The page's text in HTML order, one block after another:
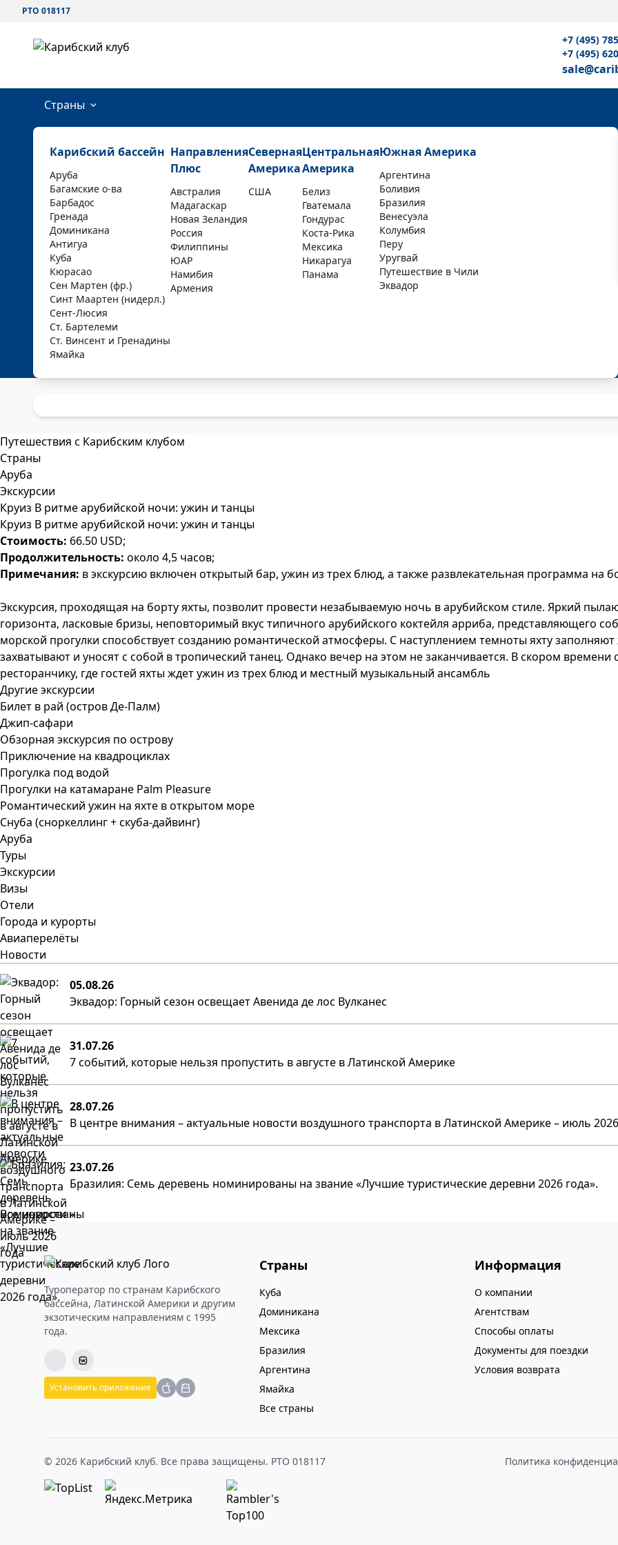
РТО 018117
+7 (495)
+7 (495)
Страны
Карибский бассейн
Аруба
Багамские о-ва
Барбадос
Гренада
Доминикана
Антигуа
Куба
Кюрасао
Сен Мартен (фр.)
Синт Маартен (нидерл.)
Сент-Люсия
Ст. Бартелеми
Ст. Винсент и Гренадины
Ямайка
Направления
Плюс
Австралия
Мадагаскар
Новая Зеландия
Россия
Филиппины
ЮАР
Намибия
Армения
Северная
Америка
США
Центральная
Америка
Белиз
Гватемала
Гондурас
Коста-Рика
Мексика
Никарагуа
Панама
Южная Америка
Аргентина
Боливия
Бразилия
Венесуэла
Колумбия
Перу
Уругвай
Путешествие в Чили
Эквадор
Путешествия с Карибским клубом
Страны
Аруба
Экскурсии
Круиз В ритме арубийской ночи: ужин и танцы
Круиз В ритме арубийской ночи: ужин и танцы
Стоимость: 66.50 USD;
Продолжительность: около 4,5 часов;
Примечания: в экскурсию включен открытый бар, ужин из трех блюд, а также развлекательная программа на
Экскурсия, проходящая на борту яхты, позволит провести незабываемую ночь в арубийском стиле. Яркий
горизонта, ласковые бризы, неповторимый вкус типичного арубийского коктейля арриба, представляющего
морской прогулки способствует созданию романтической атмосферы. С наступлением темноты яхту
захватывают и уносят с собой в тропический танец. Однако вечер на этом не заканчивается. В скором
ресторанчику, где гостей яхты ждет ужин из трех блюд и местный музыкальный ансамбль
Другие экскурсии
Билет в рай (остров Де-Палм)
Джип-сафари
Обзорная экскурсия по острову
Приключение на квадроциклах
Прогулка под водой
Прогулки на катамаране Palm Pleasure
Романтический ужин на яхте в открытом море
Снуба (сноркеллинг + скуба-дайвинг)
Аруба
Туры
Экскурсии
Визы
Отели
Города и курорты
Авиаперелёты
Новости
05.08.26
Эквадор: Горный сезон освещает Авенида де лос Вулканес
31.07.26
7 событий, которые нельзя пропустить в августе в Латинской Америке
28.07.26
В центре внимания – актуальные новости воздушного транспорта в Латинской Америке – июль
23.07.26
Бразилия: Семь деревень номинированы на звание «Лучшие туристические деревни 2026 года».
Все новости »
Туроператор по странам Карибского
бассейна, Латинской Америки и другим
экзотическим направлениям с 1995
года.
Установить приложение
Страны
Куба
Доминикана
Мексика
Бразилия
Аргентина
Ямайка
Все страны
Информация
О компании
Агентствам
Способы оплаты
Документы для поездки
Условия возврата
© 2026 Карибский клуб. Все права защищены. РТО 018117 Политика